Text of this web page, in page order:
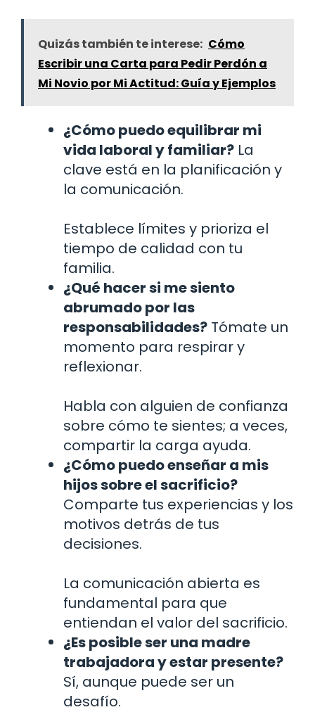
Quizás también te interese: Cómo
Escribir una Carta para Pedir Perdón a
Mi Novio por Mi Actitud: Guía y Ejemplos
¿Cómo puedo equilibrar mi
vida laboral y familiar? La
clave está en la planificación y
la comunicación.
Establece límites y prioriza el
tiempo de calidad con tu
familia.
¿Qué hacer si me siento
abrumado por las
responsabilidades? Tómate un
momento para respirar y
reflexionar.
Habla con alguien de confianza
sobre cómo te sientes; a veces,
compartir la carga ayuda.
¿Cómo puedo enseñar a mis
hijos sobre el sacrificio?
Comparte tus experiencias y los
motivos detrás de tus
decisiones.
La comunicación abierta es
fundamental para que
entiendan el valor del sacrificio.
¿Es posible ser una madre
trabajadora y estar presente?
Sí, aunque puede ser un
desafío.